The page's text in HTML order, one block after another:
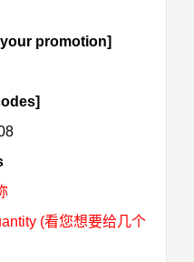
promotion]
(看您想要给几个